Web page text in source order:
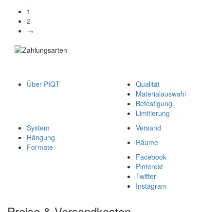
1
2
→
Über PIQT
Qualität
Materialauswahl
Befestigung
Limitierung
System
Hängung
Formate
Versand
Räume
Facebook
Pinterest
Twitter
Instagram